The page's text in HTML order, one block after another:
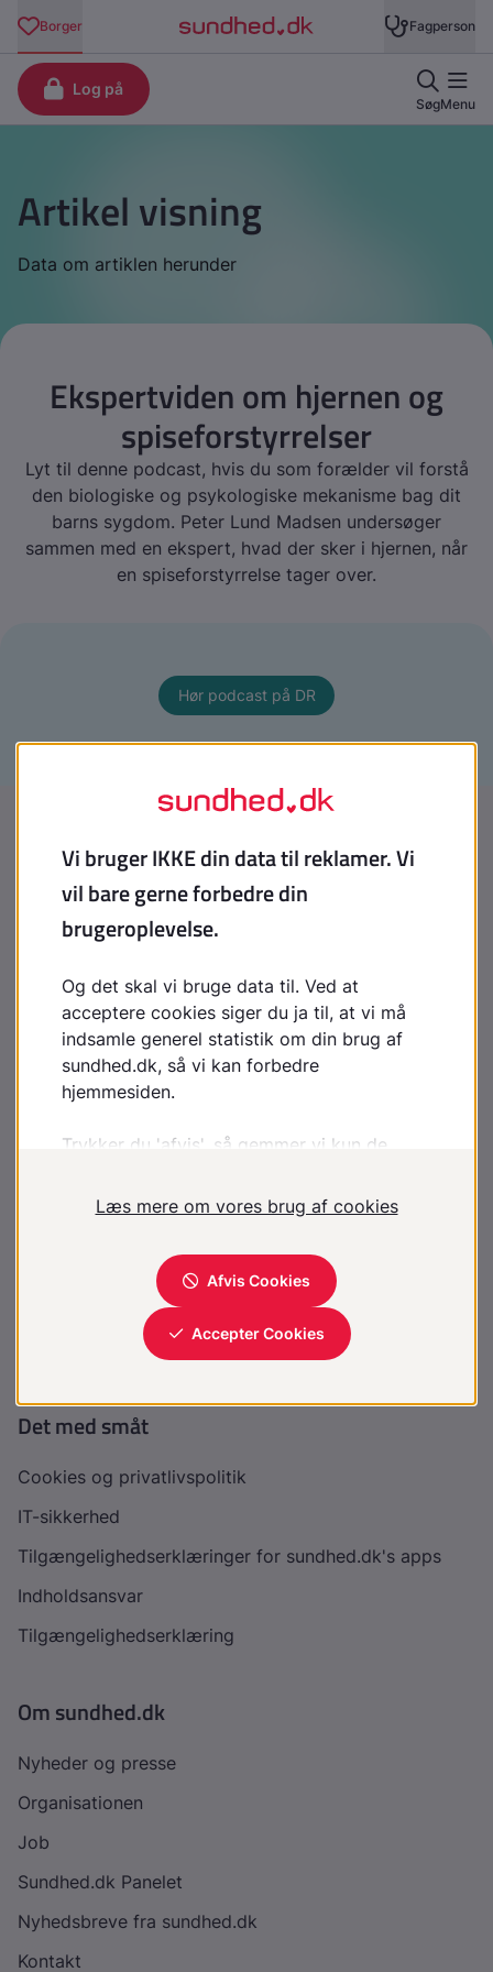
Artikel visning
Data om artiklen herunder
Ekspertviden om hjernen og
spiseforstyrrelser
Lyt til denne podcast, hvis du som forælder vil forstå
den biologiske og psykologiske mekanisme bag dit
barns sygdom. Peter Lund Madsen undersøger
sammen med en ekspert, hvad der sker i hjernen, når
en spiseforstyrrelse tager over.
Hør podcast på DR